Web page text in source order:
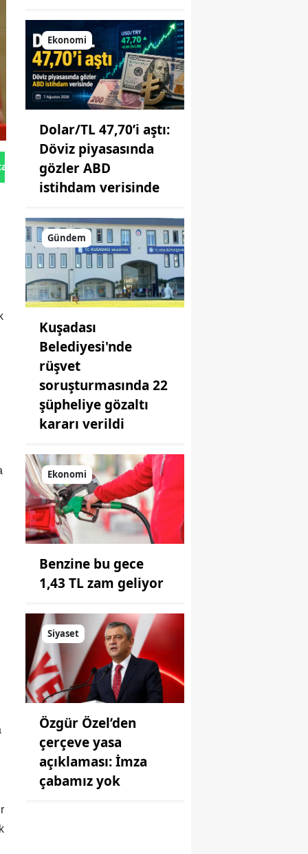
Gönder
Ekonomi
Dolar/TL 47,70’i aştı:
Döviz piyasasında
gözler ABD
istihdam verisinde
Gündem
Kuşadası
Belediyesi'nde
rüşvet
soruşturmasında 22
şüpheliye gözaltı
kararı verildi
Ekonomi
Benzine bu gece
1,43 TL zam geliyor
Siyaset
Özgür Özel’den
çerçeve yasa
açıklaması: İmza
çabamız yok